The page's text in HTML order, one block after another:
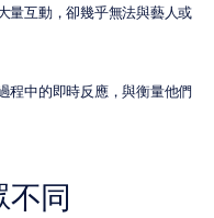
量互動，卻幾乎無法與藝人或
程中的即時反應，與衡量他們
不同